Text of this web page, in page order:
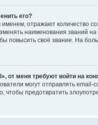
его?
отражают количество
наименования званий
повысить своё звание. На
от меня требуют войти на
могут отправлять
чтобы предотвратить